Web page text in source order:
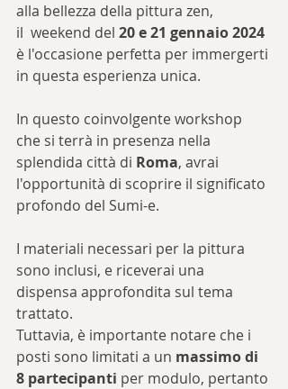
alla bellezza della pittura zen,
il  weekend del 20 e 21 gennaio 2024
è l'occasione perfetta per immergerti
in questa esperienza unica.
In questo coinvolgente workshop
che si terrà in presenza nella
splendida città di Roma, avrai
l'opportunità di scoprire il significato
profondo del Sumi-e.
I materiali necessari per la pittura
sono inclusi, e riceverai una
dispensa approfondita sul tema
trattato.
Tuttavia, è importante notare che i
posti sono limitati a un massimo di
8 partecipanti per modulo, pertanto